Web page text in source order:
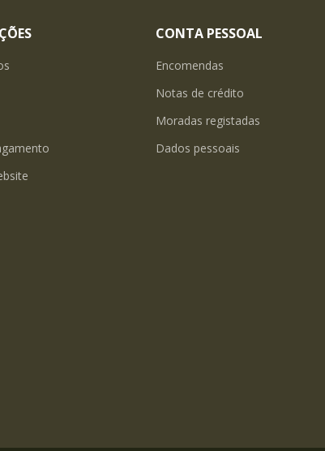
CONTA PESSOAL
Encomendas
Notas de crédito
Moradas registadas
Dados pessoais